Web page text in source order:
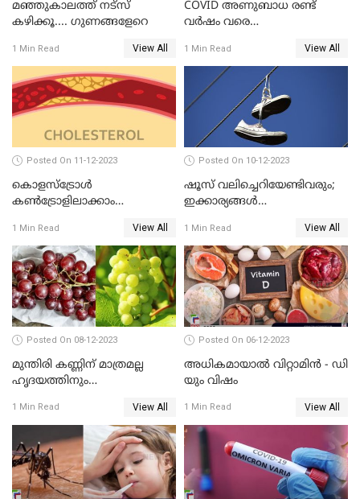
മഞ്ഞുകാലത്ത് നട്‌സ്
കഴിക്കൂ.... ഗുണങ്ങളേറെ
1 Min Read View All
COVID അണുബാധ രണ്ട്
വര്‍ഷം വരെ
നിലനില്‍ക്കാം എന്ന് പുതിയ
1 Min Read View All
Posted On 11-12-2023
കൊളസ്‌ട്രോള്‍
കൺട്രോളിലാക്കാം
1 Min Read View All
Posted On 10-12-2023
ഷൂസ് വലിച്ചെറിയേണ്ടിവരും;
ഇക്കാര്യങ്ങൾ
1 Min Read View All
Posted On 08-12-2023
മുന്തിരി കണ്ണിന് മാത്രമല്ല
ഹൃദയത്തിനും
ബെസ്റ്റാണ്
1 Min Read View All
Posted On 06-12-2023
അധികമായാല്‍ വിറ്റാമിന്‍ - ഡി
യും വിഷം
1 Min Read View All